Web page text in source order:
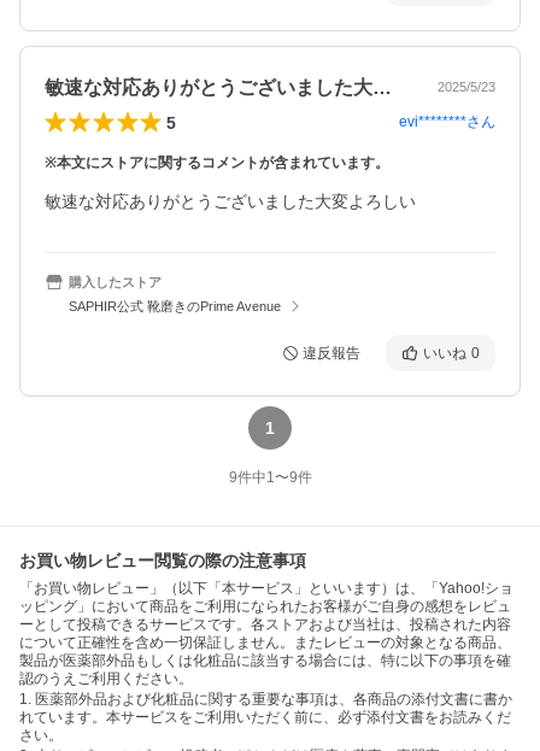
敏速な対応ありがとうございました大変よ… 2025/5/23
5 evi********さん
※本文にストアに関するコメントが含まれています。
敏速な対応ありがとうございました大変よろしい
購入したストア
SAPHIR公式 靴磨きのPrime Avenue
違反報告 いいね 0
1
9件中1〜9件
お買い物レビュー閲覧の際の注意事項
「お買い物レビュー」（以下「本サービス」といいます）は、「Yahoo!ショ
ッピング」において商品をご利用になられたお客様がご自身の感想をレビュ
ーとして投稿できるサービスです。各ストアおよび当社は、投稿された内容
について正確性を含め一切保証しません。またレビューの対象となる商品、
製品が医薬部外品もしくは化粧品に該当する場合には、特に以下の事項を確
認のうえご利用ください。
1. 医薬部外品および化粧品に関する重要な事項は、各商品の添付文書に書か
れています。本サービスをご利用いただく前に、必ず添付文書をお読みくだ
さい。